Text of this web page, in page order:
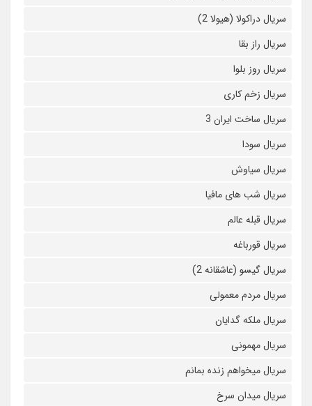
سریال دراکولا (هیولا 2)
سریال راز بقا
سریال روز بلوا
سریال زخم کاری
سریال ساخت ایران 3
سریال سودا
سریال سیاوش
سریال شب های مافیا
سریال قبله عالم
سریال قورباغه
سریال گیسو (عاشقانه 2)
سریال مردم معمولی
سریال ملکه گدایان
سریال مهمونی
سریال میخواهم زنده بمانم
سریال میدان سرخ